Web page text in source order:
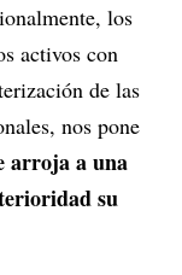
los
activos con
de las
nos pone
arroja a una
su